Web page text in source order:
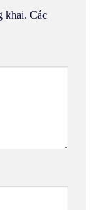
khai. Các